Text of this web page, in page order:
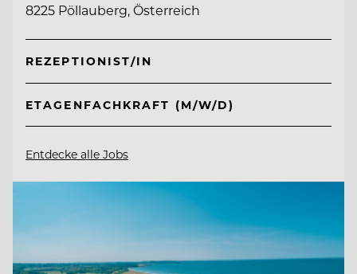
8225 Pöllauberg, Österreich
REZEPTIONIST/IN
ETAGENFACHKRAFT (M/W/D)
Entdecke alle Jobs